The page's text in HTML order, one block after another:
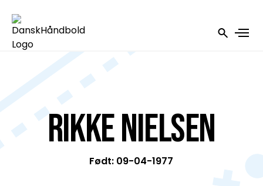
Rikke Nielsen
Født: 09-04-1977